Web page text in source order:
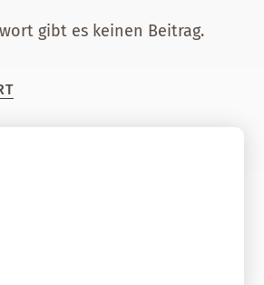
gibt es keinen Beitrag.